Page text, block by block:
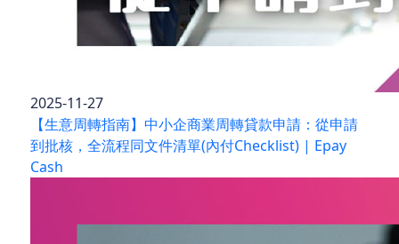
2025-11-27
【生意周轉指南】中小企商業周轉貸款申請：從申請
到批核，全流程同文件清單(內付Checklist) | Epay
Cash